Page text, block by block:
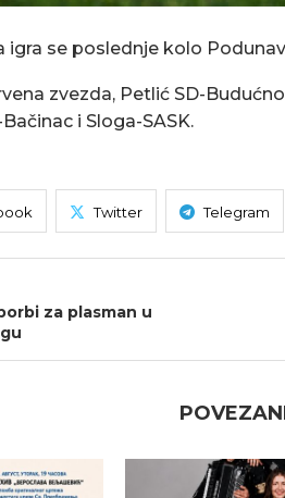
igra se poslednje kolo
zvezda, Petlić SD-
i Sloga-SASK.
Twitter Telegram
za plasman u